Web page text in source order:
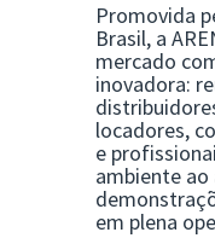
Promovida
Brasil, a
mercado
inovadora:
locadores,
e
ambiente ao
em plena